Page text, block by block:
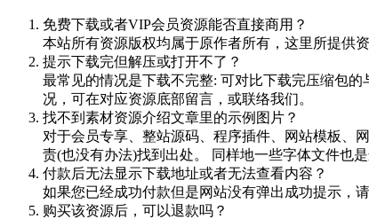
免费下载或者VIP会员资源能否直接商用？
本站所有资源版权均属于原作者所有，这里所提供
提示下载完但解压或打开不了？
最常见的情况是下载不完整: 可对比下载完压缩包
况，可在对应资源底部留言，或联络我们。
找不到素材资源介绍文章里的示例图片？
对于会员专享、整站源码、程序插件、网站模板、
责(也没有办法)找到出处。 同样地一些字体文件也
付款后无法显示下载地址或者无法查看内容？
如果您已经成功付款但是网站没有弹出成功提示，
购买该资源后，可以退款吗？